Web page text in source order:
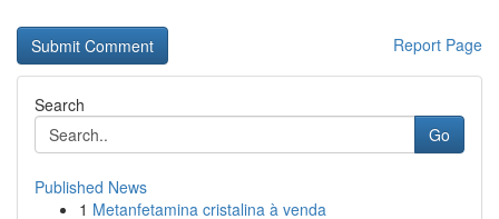
Report Page
Search
Go
Published News
1 Metanfetamina cristalina à venda